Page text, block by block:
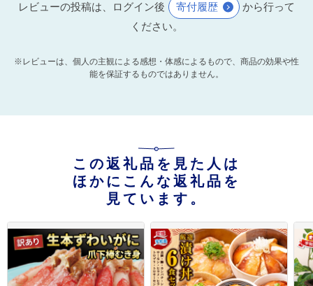
レビューの投稿は、ログイン後 寄付履歴
から行って
ください。
※レビューは、個人の主観による感想・体感によるもので、商品の効果や性
能を保証するものではありません。
この返礼品を見た人は
ほかにこんな返礼品を
見ています。